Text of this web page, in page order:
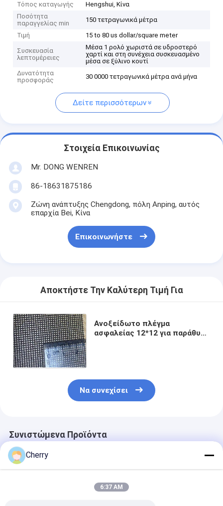
Τόπος καταγωγής
Hengshui, Κίνα
Ποσότητα
παραγγελίας min
150 τετραγωνικά μέτρα
Τιμή 15 to 80 us dollar/square meter
Συσκευασία
λεπτομέρειες
Μέσα 1 ρολό χωριστά σε υδροστερό
χαρτί και στη συνέχεια συσκευασμένο
μέσα σε ξύλινο κουτί
Δυνατότητα
προσφοράς
30 0000 τετραγωνικά μέτρα ανά μήνα
Δείτε περισσότερων
Στοιχεία Επικοινωνίας
Mr. DONG WENREN
86-18631875186
Ζώνη ανάπτυξης Chengdong, πόλη Anping, αυτός
επαρχία Bei, Κίνα
Επικοινωνήστε
Αποκτήστε Την Καλύτερη Τιμή Για
Ανοξείδωτο πλέγμα
ασφαλείας 12*12 για παράθυρα
Να συνεχίσει
Συνιστώμενα Προϊόντα
Cherry
6:37 AM